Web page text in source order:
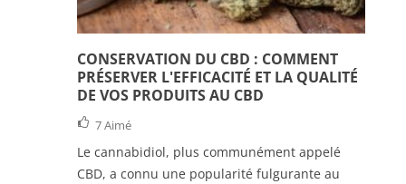
CONSERVATION DU CBD : COMMENT
PRÉSERVER L'EFFICACITÉ ET LA QUALITÉ
DE VOS PRODUITS AU CBD
7Aimé
Le cannabidiol, plus communément appelé
CBD, a connu une popularité fulgurante au